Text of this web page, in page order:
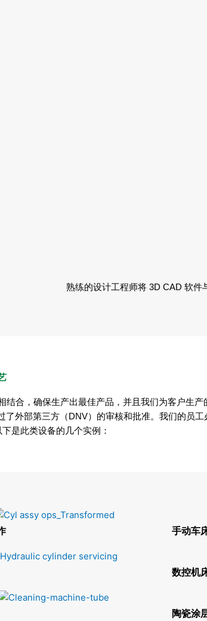
熟练的设计工程师将 3D CAD 软件
合，确保生产出最佳产品，并且我们为客户生产
外部第三方（DNV）的审核和批准。我们的员工
是此类设备的几个实例：
手动车
数控机
陶瓷涂